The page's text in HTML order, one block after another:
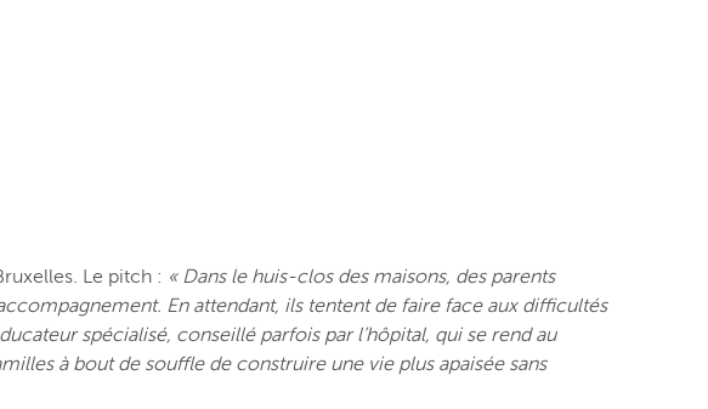
Le pitch : « Dans le huis-clos des maisons, des parents
En attendant, ils tentent de faire face aux difficultés
spécialisé, conseillé parfois par l’hôpital, qui se rend au
à bout de souffle de construire une vie plus apaisée sans